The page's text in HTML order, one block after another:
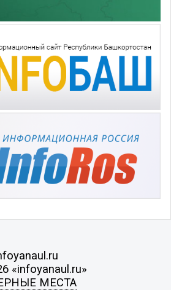
«infoyanaul.ru»
МЕСТА